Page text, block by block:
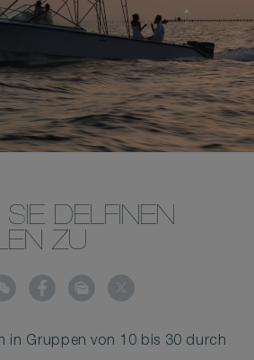
DELFINEN
ZU
in Gruppen von 10 bis 30 durch